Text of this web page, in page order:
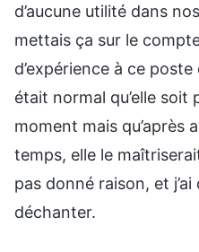
d’aucune utilité dans
mettais ça sur le
d’expérience à ce
était normal qu’elle soit
moment mais qu’après
temps, elle le
pas donné raison, et
déchanter.